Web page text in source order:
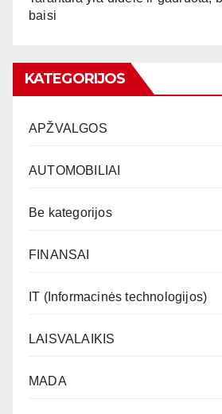
baisi
KATEGORIJOS
APŽVALGOS
AUTOMOBILIAI
Be kategorijos
FINANSAI
IT (Informacinės technologijos)
LAISVALAIKIS
MADA